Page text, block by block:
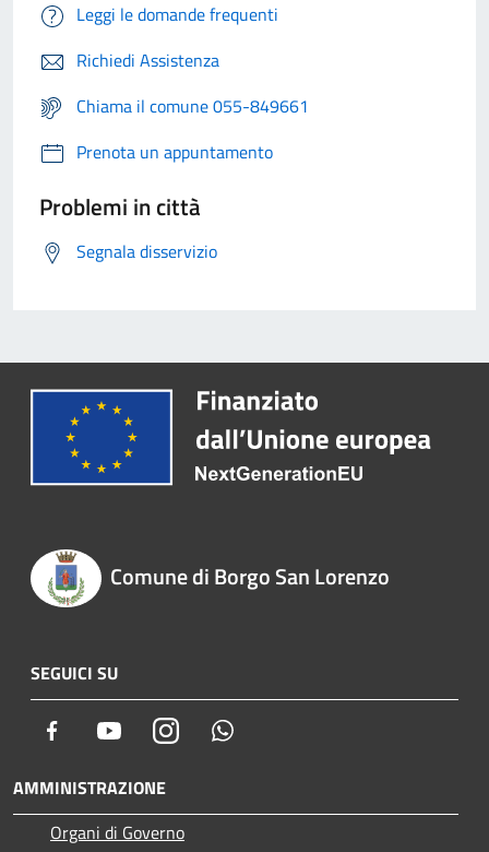
Leggi le domande frequenti
Richiedi Assistenza
Chiama il comune 055-849661
Prenota un appuntamento
Problemi in città
Segnala disservizio
Comune di Borgo San Lorenzo
SEGUICI SU
Facebook YoutubeInstagram
AMMINISTRAZIONE
Organi di Governo